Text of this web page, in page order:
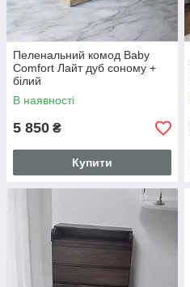
Пеленальний комод Baby
Comfort Лайт дуб соному +
білий
В наявності
5 850 ₴
Купити